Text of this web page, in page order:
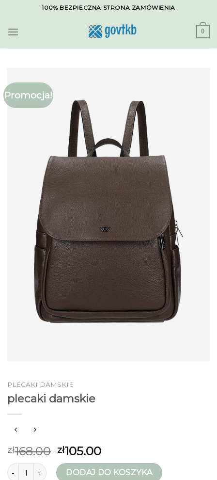
content
100% BEZPIECZNA STRONA ZAMÓWIENIA
0
Promocja!
PLECAKI DAMSKIE
plecaki damskie
zł168.00 zł105.00
ilość plecaki damskieDODAJ DO KOSZYKA